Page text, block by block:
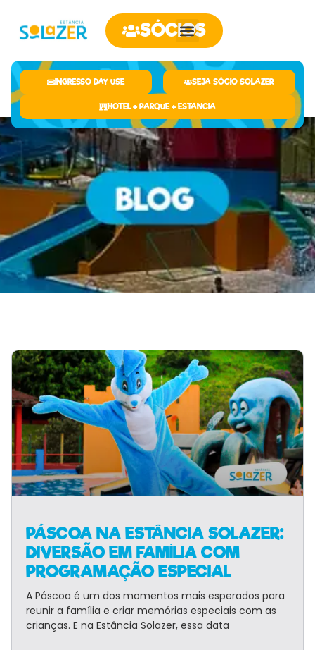
SÓCIOS
INGRESSO DAY USE SEJA SÓCIO SOLAZER
HOTEL + PARQUE + ESTÂNCIA
PÁSCOA NA ESTÂNCIA SOLAZER:
DIVERSÃO EM FAMÍLIA COM
PROGRAMAÇÃO ESPECIAL
A Páscoa é um dos momentos mais esperados para
reunir a família e criar memórias especiais com as
crianças. E na Estância Solazer, essa data